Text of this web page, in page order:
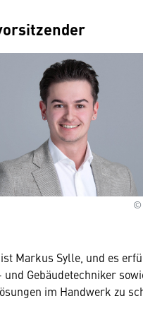
©
Markus Sylle, und es
Gebäudetechniker
im Handwerk zu